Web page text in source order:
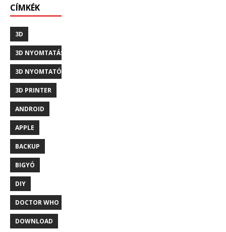
CÍMKÉK
3D
3D NYOMTATÁS
3D NYOMTATÓ
3D PRINTER
ANDROID
APPLE
BACKUP
BIGYÓ
DIY
DOCTOR WHO
DOWNLOAD